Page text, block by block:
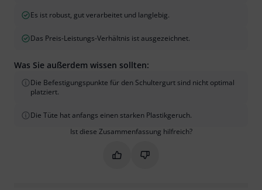
Es ist robust, gut verarbeitet und langlebig.
Das Preis-Leistungs-Verhältnis ist ausgezeichnet.
Was Sie außerdem wissen sollten:
Die Befestigungspunkte für den Schultergurt sind nicht optimal
platziert.
Die Tüte hat anfangs einen starken Plastikgeruch.
Ist diese Zusammenfassung hilfreich?
Markieren Sie diese
Markieren Sie diese